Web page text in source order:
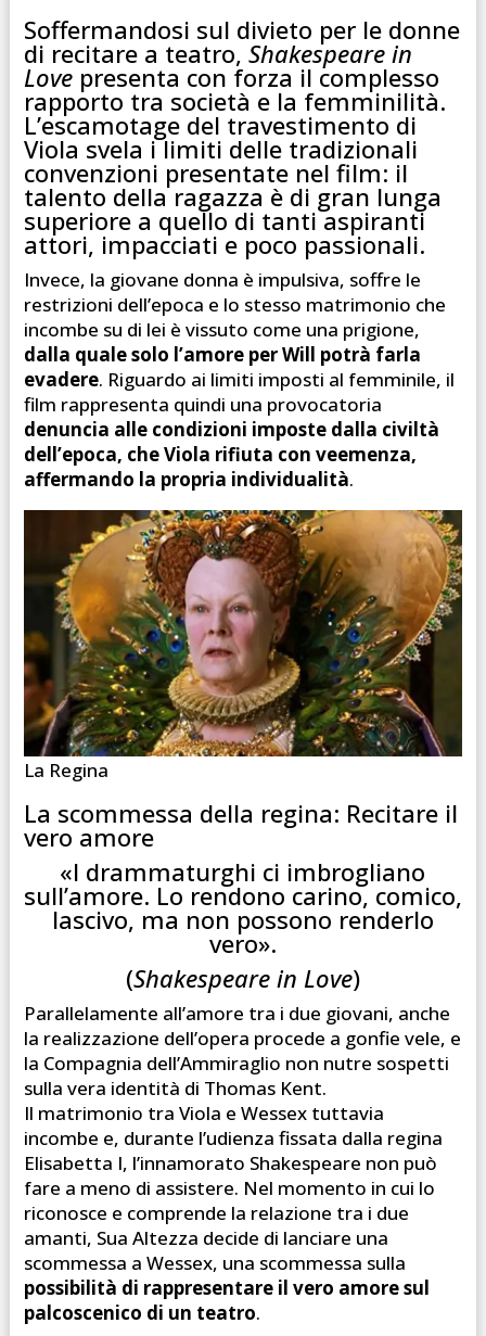
Soffermandosi sul divieto per le donne
di recitare a teatro, Shakespeare in
Lovepresenta con forza il complesso
rapporto tra società e la femminilità.
L’escamotage del travestimento di
Viola svela i limiti delle tradizionali
convenzioni presentate nel film: il
talento della ragazza è di gran lunga
superiore a quello di tanti aspiranti
attori, impacciati e poco passionali.
Invece, la giovane donna è impulsiva, soffre le
restrizioni dell’epoca e lo stesso matrimonio che
incombe su di lei è vissuto come una prigione,
dalla quale solo l’amore per Will potrà farla
evadere. Riguardo ai limiti imposti al femminile, il
film rappresenta quindi una provocatoria
denuncia alle condizioni imposte dalla civiltà
dell’epoca, che Viola rifiuta con veemenza,
affermando la propria individualità.
La Regina
La scommessa della regina: Recitare il
vero amore
«I drammaturghi ci imbrogliano
sull’amore. Lo rendono carino, comico,
lascivo, ma non possono renderlo
vero».
(Shakespeare in Love)
Parallelamente all’amore tra i due giovani, anche
la realizzazione dell’opera procede a gonfie vele, e
la Compagnia dell’Ammiraglio non nutre sospetti
sulla vera identità di Thomas Kent.
Il matrimonio tra Viola e Wessex tuttavia
incombe e, durante l’udienza fissata dalla regina
Elisabetta I, l’innamorato Shakespeare non può
fare a meno di assistere. Nel momento in cui lo
riconosce e comprende la relazione tra i due
amanti, Sua Altezza decide di lanciare una
scommessa a Wessex, una scommessa sulla
possibilità di rappresentare il vero amore sul
palcoscenico di un teatro.